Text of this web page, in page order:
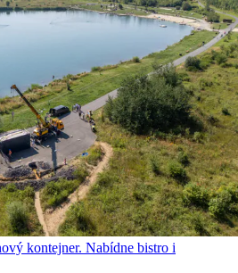
kontejner. Nabídne bistro i